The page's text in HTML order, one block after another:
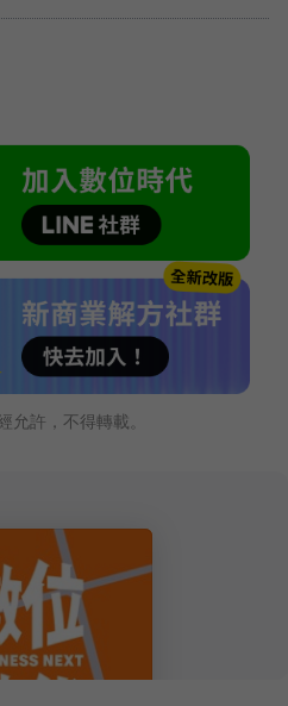
允許，不得轉載。